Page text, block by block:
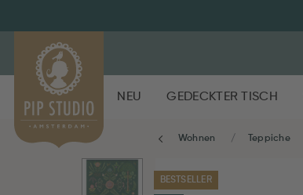
NEU GEDECKTER TISCH
Wohnen Teppiche
BESTSELLER